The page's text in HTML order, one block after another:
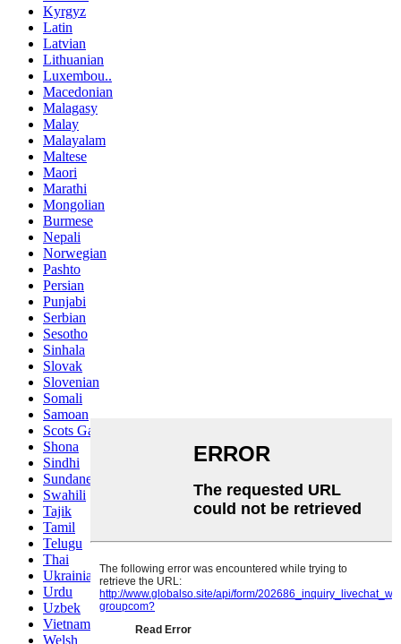
Kyrgyz
Latin
Latvian
Lithuanian
Luxembou..
Macedonian
Malagasy
Malay
Malayalam
Maltese
Maori
Marathi
Mongolian
Burmese
Nepali
Norwegian
Pashto
Persian
Punjabi
Serbian
Sesotho
Sinhala
Slovak
Slovenian
Somali
Samoan
Scots Gaelic
Shona
Sindhi
Sundanese
Swahili
Tajik
Tamil
Telugu
Thai
Ukrainian
Urdu
Uzbek
Vietnamese
Welsh